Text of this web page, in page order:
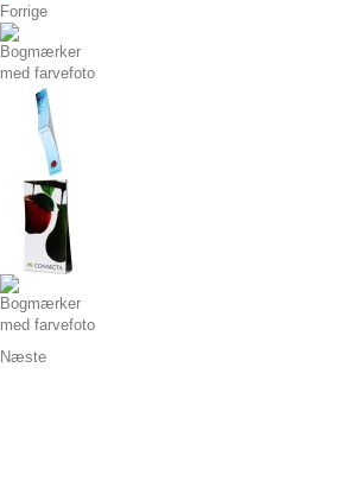
Forrige
Næste